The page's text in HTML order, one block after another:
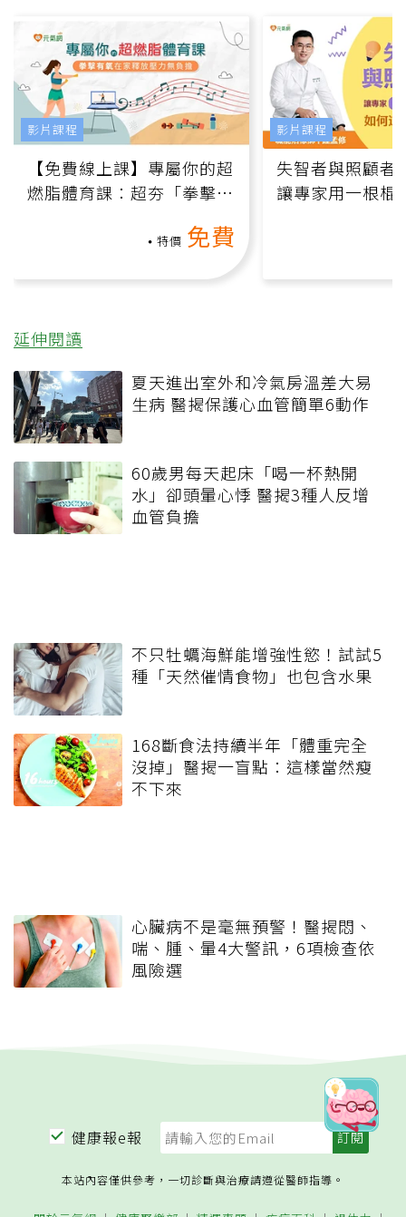
【免費線上課】專屬你的超
燃脂體育課：超夯「拳擊有
特價 免費
影片課程
失智者與照顧者
讓專家用一根棍
影片課程
延伸閱讀
夏天進出室外和冷氣房溫差大易
生病 醫揭保護心血管簡單6動作
60歲男每天起床「喝一杯熱開
水」卻頭暈心悸 醫揭3種人反增
血管負擔
不只牡蠣海鮮能增強性慾！試試5
種「天然催情食物」也包含水果
168斷食法持續半年「體重完全
沒掉」醫揭一盲點：這樣當然瘦
不下來
心臟病不是毫無預警！醫揭悶、
喘、腫、暈4大警訊，6項檢查依
風險選
健康報e報
本站內容僅供參考，一切診斷與治療請遵從醫師指導。